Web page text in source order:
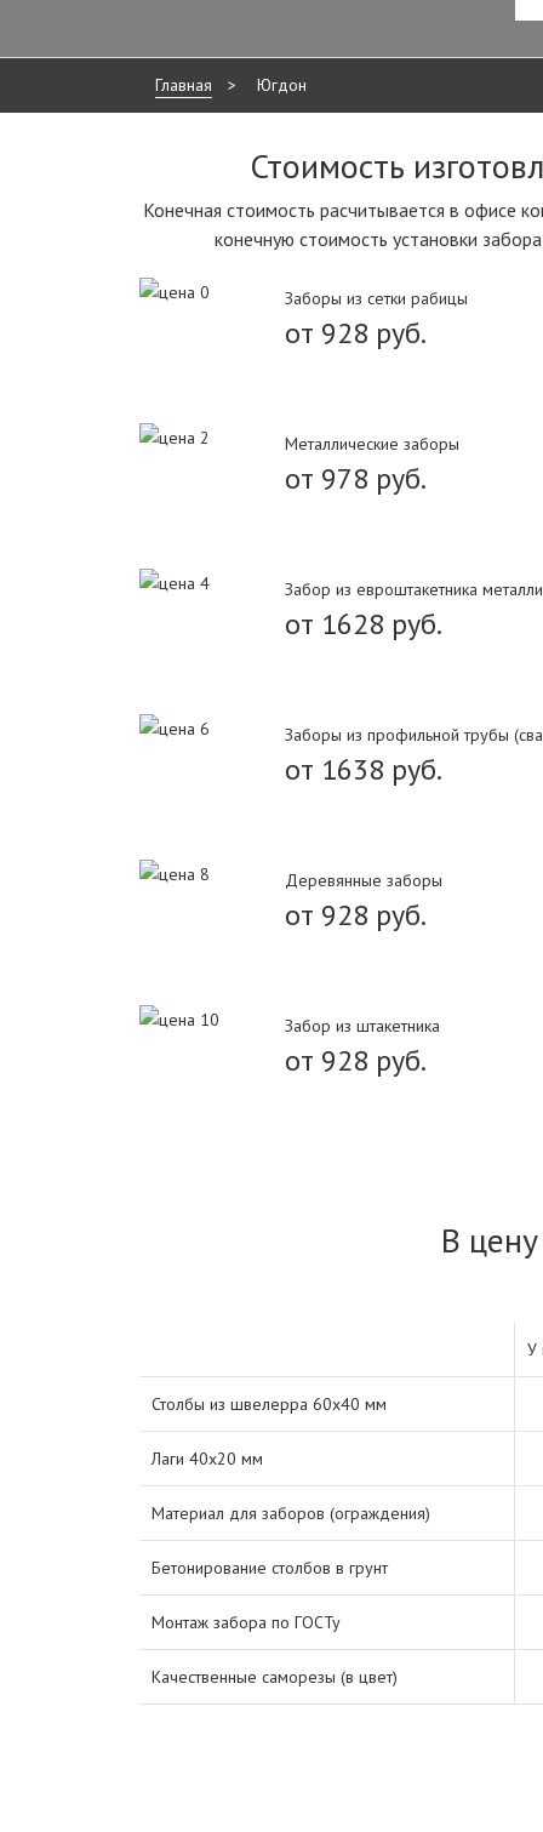
Главная > Югдон
Стоимость
Конечная стоимость расчитывается в офисе
конечную стоимость установки
Заборы из сетки рабицы
от 928 руб.
Металлические заборы
от 978 руб.
Забор из евроштакетника
от 1628 руб.
Заборы из профильной трубы
от 1638 руб.
Деревянные заборы
от 928 руб.
Забор из штакетника
от 928 руб.
В
У
Столбы из швелерра 60х40 мм
Лаги 40х20 мм
Материал для заборов (ограждения)
Бетонирование столбов в грунт
Монтаж забора по ГОСТу
Качественные саморезы (в цвет)